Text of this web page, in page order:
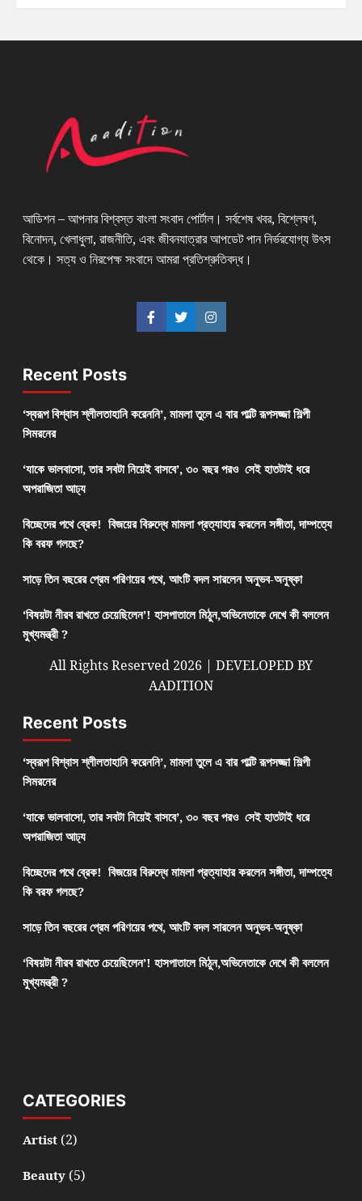
আডিশন – আপনার বিশ্বস্ত বাংলা সংবাদ পোর্টাল। সর্বশেষ খবর, বিশ্লেষণ,
বিনোদন, খেলাধুলা, রাজনীতি, এবং জীবনযাত্রার আপডেট পান নির্ভরযোগ্য উৎস
থেকে। সত্য ও নিরপেক্ষ সংবাদে আমরা প্রতিশ্রুতিবদ্ধ।
Recent Posts
‘স্বরূপ বিশ্বাস শ্লীলতাহানি করেননি’, মামলা তুলে এ বার পাল্টি রূপসজ্জা শিল্পী
সিমরনের
‘যাকে ভালবাসো, তার সবটা নিয়েই বাসবে’, ৩০ বছর পরও সেই হাতটাই ধরে
অপরাজিতা আঢ্য
বিচ্ছেদের পথে ব্রেক! বিজয়ের বিরুদ্ধে মামলা প্রত্যাহার করলেন সঙ্গীতা, দাম্পত্যে
কি বরফ গলছে?
সাড়ে তিন বছরের প্রেম পরিণয়ের পথে, আংটি বদল সারলেন অনুভব-অনুষ্কা
‘বিষয়টা নীরব রাখতে চেয়েছিলেন’! হাসপাতালে মিঠুন,অভিনেতাকে দেখে কী বললেন
মুখ্যমন্ত্রী ?
All Rights Reserved 2026 | DEVELOPED BY
AADITION
Recent Posts
‘স্বরূপ বিশ্বাস শ্লীলতাহানি করেননি’, মামলা তুলে এ বার পাল্টি রূপসজ্জা শিল্পী
সিমরনের
‘যাকে ভালবাসো, তার সবটা নিয়েই বাসবে’, ৩০ বছর পরও সেই হাতটাই ধরে
অপরাজিতা আঢ্য
বিচ্ছেদের পথে ব্রেক! বিজয়ের বিরুদ্ধে মামলা প্রত্যাহার করলেন সঙ্গীতা, দাম্পত্যে
কি বরফ গলছে?
সাড়ে তিন বছরের প্রেম পরিণয়ের পথে, আংটি বদল সারলেন অনুভব-অনুষ্কা
‘বিষয়টা নীরব রাখতে চেয়েছিলেন’! হাসপাতালে মিঠুন,অভিনেতাকে দেখে কী বললেন
মুখ্যমন্ত্রী ?
CATEGORIES
Artist(2)
Beauty(5)